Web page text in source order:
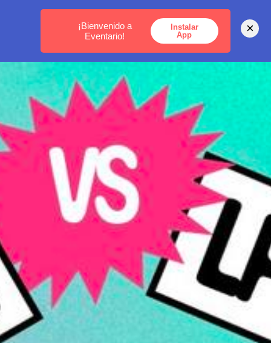
MEDELLÍN - BOGOTÁ - CARTAGENA
¡Bienvenido a
Eventario!
Instalar
App
×